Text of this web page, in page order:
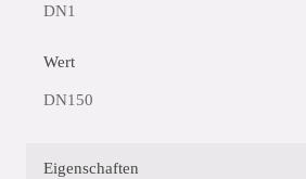
DN1
Wert
DN150
Eigenschaften